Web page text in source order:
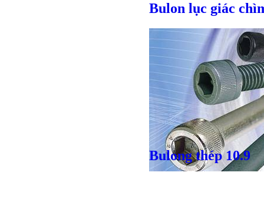
Bulon lục giác
Bulong thép 10.9